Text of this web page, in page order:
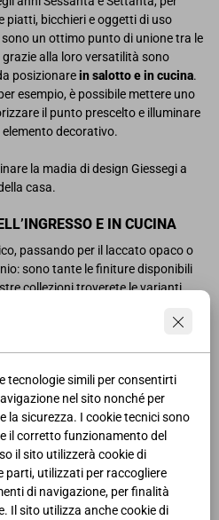
tecnologie simili per consentirti
nel sito nonché per
la sicurezza. I cookie tecnici sono
il corretto funzionamento del
il sito utilizzerà cookie di
parti, utilizzati per raccogliere
di navigazione, per finalità
Il sito utilizza anche cookie di
piatti, bicchieri e oggetti di uso
sono un ottimo punto di unione tra le
alla loro versatilità sono
posizionarein salotto e in cucina.
esempio, è possibile mettere uno
il punto prescelto e illuminare
decorativo.
la madia di design Giessegi a
casa.
E IN CUCINA
passando per il laccato opaco o
sono tante le finiture disponibili
collezioni troverete le varianti
perfettamente allo stile della
modello come MD I 06ZY, qui nella
il living con ilsuo stile
con cassetti centrali,
I 9823, che potete vedere nella calda
l’atmosfera di una casa
eleganti.
dellemadie moderne,